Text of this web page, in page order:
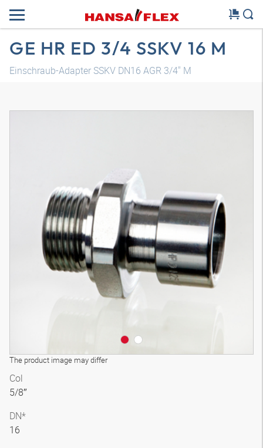
GE HR ED 3/4 SSKV 16 M
Einschraub-Adapter SSKV DN16 AGR 3/4" M
The product image may differ
Col
5/8″
DN*
16